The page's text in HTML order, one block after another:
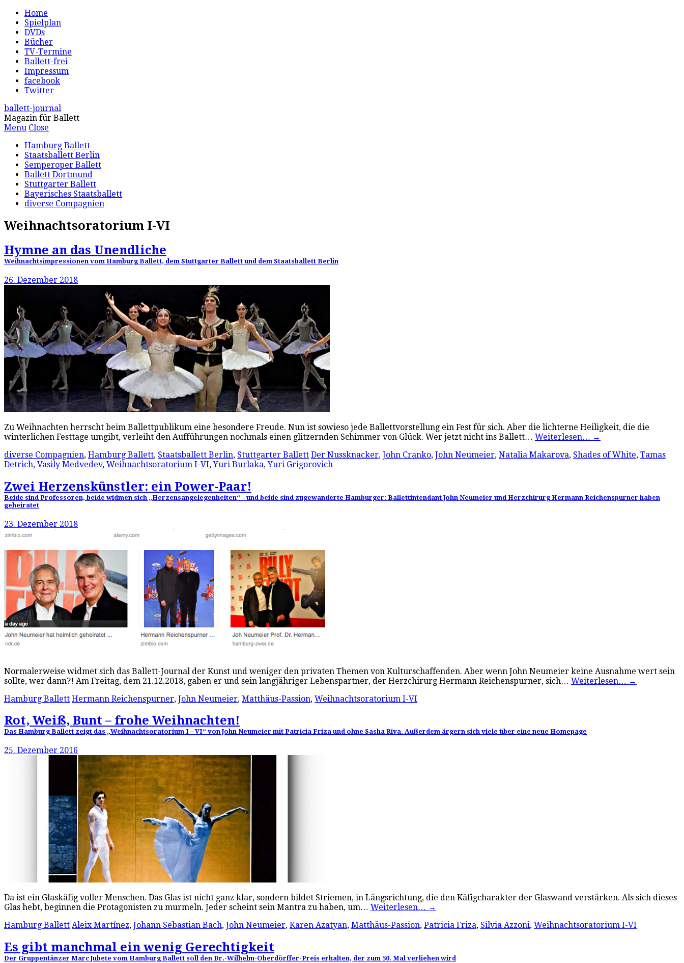
Home
Spielplan
DVDs
Bücher
TV-Termine
Ballett-frei
Impressum
facebook
Twitter
ballett-journal
Magazin für Ballett
Menu Close
Hamburg Ballett
Staatsballett Berlin
Semperoper Ballett
Ballett Dortmund
Stuttgarter Ballett
Bayerisches Staatsballett
diverse Compagnien
Weihnachtsoratorium I-VI
Hymne an das Unendliche
Weihnachtsimpressionen vom Hamburg Ballett, dem Stuttgarter Ballett und dem Staatsballett Berlin
26. Dezember 2018
Zu Weihnachten herrscht beim Ballettpublikum eine besondere Freude. Nun ist sowieso jede Ballettvorstellung ein Fest für sich. Aber die lichterne Heiligkeit, die die
winterlichen Festtage umgibt, verleiht den Aufführungen nochmals einen glitzernden Schimmer von Glück. Wer jetzt nicht ins Ballett… Weiterlesen… →
diverse Compagnien, Hamburg Ballett, Staatsballett Berlin, Stuttgarter Ballett Der Nussknacker, John Cranko, John Neumeier, Natalia Makarova, Shades of White, Tamas
Detrich, Vasily Medvedev, Weihnachtsoratorium I-VI,Yuri Burlaka,Yuri Grigorovich
Zwei Herzenskünstler: ein Power-Paar!
Beide sind Professoren, beide widmen sich „Herzensangelegenheiten“ – und beide sind zugewanderte Hamburger: Ballettintendant John Neumeier und Herzchirurg Hermann Reichenspurner haben
geheiratet
23. Dezember 2018
Normalerweise widmet sich das Ballett-Journal der Kunst und weniger den privaten Themen von Kulturschaffenden. Aber wenn John Neumeier keine Ausnahme wert sein
sollte, wer dann?! Am Freitag, dem 21.12.2018, gaben er und sein langjähriger Lebenspartner, der Herzchirurg Hermann Reichenspurner, sich… Weiterlesen… →
Hamburg Ballett Hermann Reichenspurner, John Neumeier, Matthäus-Passion, Weihnachtsoratorium I-VI
Rot, Weiß, Bunt – frohe Weihnachten!
Das Hamburg Ballett zeigt das „Weihnachtsoratorium I – VI“ von John Neumeier mit Patricia Friza und ohne Sasha Riva. Außerdem ärgern sich viele über eine neue Homepage
25. Dezember 2016
Da ist ein Glaskäfig voller Menschen. Das Glas ist nicht ganz klar, sondern bildet Striemen, in Längsrichtung, die den Käfigcharakter der Glaswand verstärken. Als sich dieses
Glas hebt, beginnen die Protagonisten zu murmeln. Jeder scheint sein Mantra zu haben, um… Weiterlesen… →
Hamburg Ballett Aleix Martínez, Johann Sebastian Bach, John Neumeier, Karen Azatyan, Matthäus-Passion, Patricia Friza, Silvia Azzoni, Weihnachtsoratorium I-VI
Es gibt manchmal ein wenig Gerechtigkeit
Der Gruppentänzer Marc Jubete vom Hamburg Ballett soll den Dr.-Wilhelm-Oberdörffer-Preis erhalten, der zum 50. Mal verliehen wird